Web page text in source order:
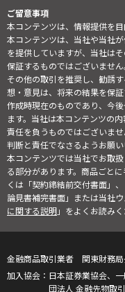
ご留意事項
本コンテンツは、情報提供を目
本コンテンツは、当社や当社
を提供していますが、当社は
保証するものではございませ
その他の取引を推奨し、勧誘
想・意見は、将来の結果を保
作成時現在のものであり、今
ます。当社は本コンテンツの
責任を負うものではございま
判断と責任でなさるようお願い
本コンテンツでは当社でお取
る部分があります。商品ごと
くは「契約締結前交付書面」
論見書補完書面」または当社
に関する説明」をよくお読みく
金融商品取引業者 関東財務
日本証券業協会、
団法人 金融先物取引